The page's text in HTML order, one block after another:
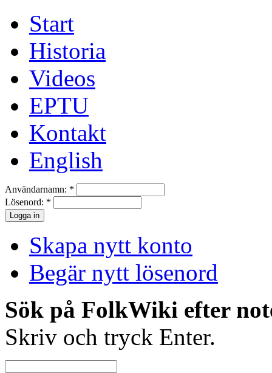
Start
Historia
Videos
EPTU
Kontakt
English
Användarnamn: *
Lösenord: *
Skapa nytt konto
Begär nytt lösenord
Sök på FolkWiki efter
Skriv och tryck Enter.